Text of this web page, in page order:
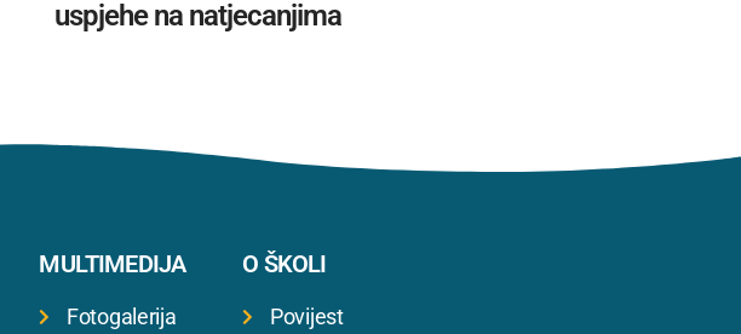
uspjehe na natjecanjima
MULTIMEDIJA
Fotogalerija
O ŠKOLI
Povijest